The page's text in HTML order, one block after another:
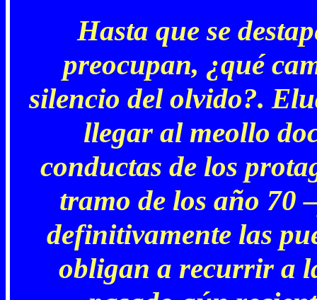
Hasta que se
preocupan, ¿qué
silencio del olvido?.
llegar al meollo
conductas de los
tramo de los año 70
definitivamente las
obligan a recurrir a